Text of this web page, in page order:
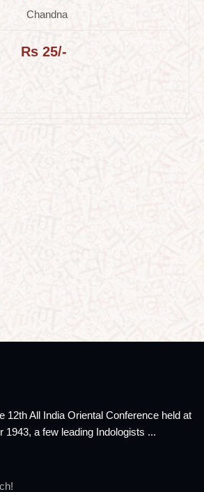
Chandna
Rs 25/-
12th All India Oriental Conference held at
1943, a few leading Indologists ...